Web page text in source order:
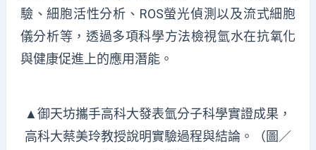
驗、細胞活性分析、ROS螢光偵測以及流式細胞
儀分析等，透過多項科學方法檢視氫水在抗氧化
與健康促進上的應用潛能。
▲御天坊攜手高科大發表氫分子科學實證成果，
高科大蔡美玲教授說明實驗過程與結論。（圖／